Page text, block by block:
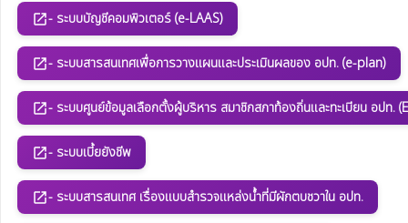
open_in_new- ระบบบัญชีคอมพิวเตอร์ (e-LAAS)
open_in_new- ระบบสารสนเทศเพื่อการวางแผนและประเมินผลของ อปท. (e-plan)
open_in_new- ระบบศูนย์ข้อมูลเลือกตั้งผู้บริหาร สมาชิกสภาท้องถิ่นและทะเบียน อปท.
open_in_new- ระบบเบี้ยยังชีพ
open_in_new- ระบบสารสนเทศ เรื่องแบบสำรวจแหล่งน้ำที่มีผักตบชวาใน อปท.